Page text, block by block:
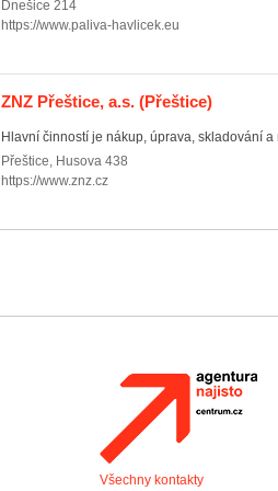
Dnešice 214
https://www.paliva-havlicek.eu
ZNZ Přeštice, a.s. (Přeštice)
Hlavní činností je nákup, úprava, skladování
Přeštice, Husova 438
https://www.znz.cz
Všechny kontakty